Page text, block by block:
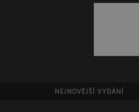
NEJNOVĚJŠÍ VYDÁNÍ